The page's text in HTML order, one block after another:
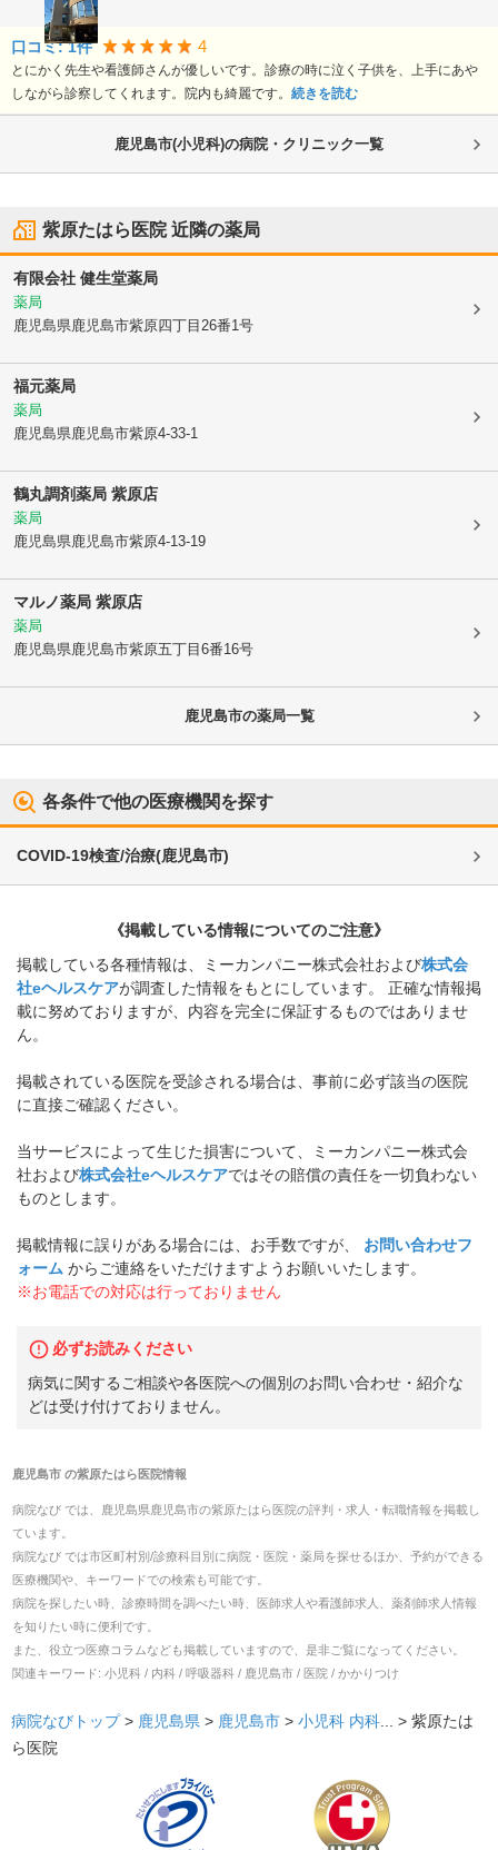
口コミ:1件 4
とにかく先生や看護師さんが優しいです。診療の時に泣く子供を、上手にあや
しながら診察してくれます。院内も綺麗です。 続きを読む
鹿児島市(小児科)の病院・クリニック一覧
紫原たはら医院近隣の薬局
有限会社 健生堂薬局
薬局
鹿児島県鹿児島市紫原四丁目26番1号
福元薬局
薬局
鹿児島県鹿児島市紫原4-33-1
鶴丸調剤薬局 紫原店
薬局
鹿児島県鹿児島市紫原4-13-19
マルノ薬局 紫原店
薬局
鹿児島県鹿児島市紫原五丁目6番16号
鹿児島市の薬局一覧
各条件で他の医療機関を探す
COVID-19検査/治療(鹿児島市)
《掲載している情報についてのご注意》
掲載している各種情報は、ミーカンパニー株式会社および株式会
社eヘルスケアが調査した情報をもとにしています。 正確な情報掲
載に努めておりますが、内容を完全に保証するものではありませ
ん。
掲載されている医院を受診される場合は、事前に必ず該当の医院
に直接ご確認ください。
当サービスによって生じた損害について、ミーカンパニー株式会
社および株式会社eヘルスケアではその賠償の責任を一切負わない
ものとします。
掲載情報に誤りがある場合には、お手数ですが、
お問い合わせフ
ォーム からご連絡をいただけますようお願いいたします。
※お電話での対応は行っておりません
必ずお読みください
病気に関するご相談や各医院への個別のお問い合わせ・紹介な
どは受け付けておりません。
鹿児島市の紫原たはら医院情報
病院なび では、 鹿児島県鹿児島市の紫原たはら医院の評判・求人・転職情報を掲載し
ています。
病院なび では市区町村別/診療科目別に病院・医院・薬局を探せるほか、予約ができる
医療機関や、キーワードでの検索も可能です。
病院を探したい時、診療時間を調べたい時、医師求人や看護師求人、薬剤師求人情報
を知りたい時に便利です。
また、役立つ医療コラムなども掲載していますので、是非ご覧になってください。
関連キーワード: 小児科 / 内科 / 呼吸器科 / 鹿児島市 / 医院 / かかりつけ
病院なびトップ> 鹿児島県 > 鹿児島市 > 小児科 内科 ... > 紫原たは
ら医院